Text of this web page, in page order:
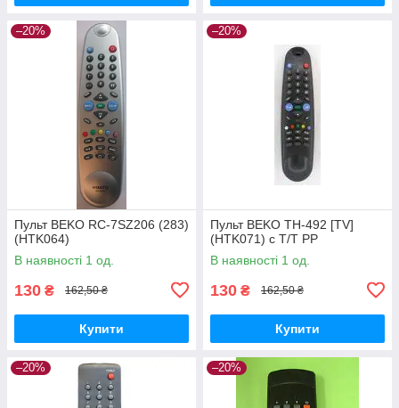
–20%
Пульт BEKO RC-7SZ206 (283)
(HTK064)
В наявності 1 од.
130 ₴ 162,50 ₴
Купити
–20%
Пульт BEKO TH-492 [TV]
(HTK071) с Т/Т РР
В наявності 1 од.
130 ₴ 162,50 ₴
Купити
–20% –20%